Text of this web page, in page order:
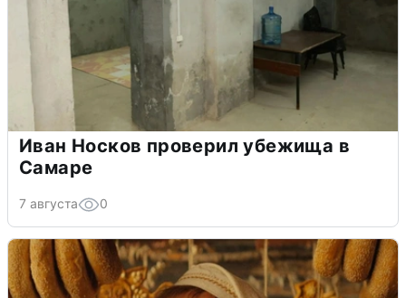
Иван Носков проверил убежища в
Самаре
7 августа 0